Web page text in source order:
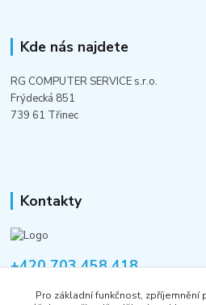
Kde nás najdete
RG COMPUTER SERVICE s.r.o.
Frýdecká 851
739 61 Třinec
Kontakty
+420 703 458 418
Pro základní funkčnost, zpříjemnění